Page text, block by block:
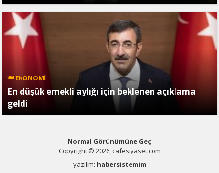
EKONOMİ
En düşük emekli aylığı için beklenen açıklama
geldi
Normal Görünümüne Geç
Copyright © 2026, cafesiyaset.com
yazılım: habersistemim